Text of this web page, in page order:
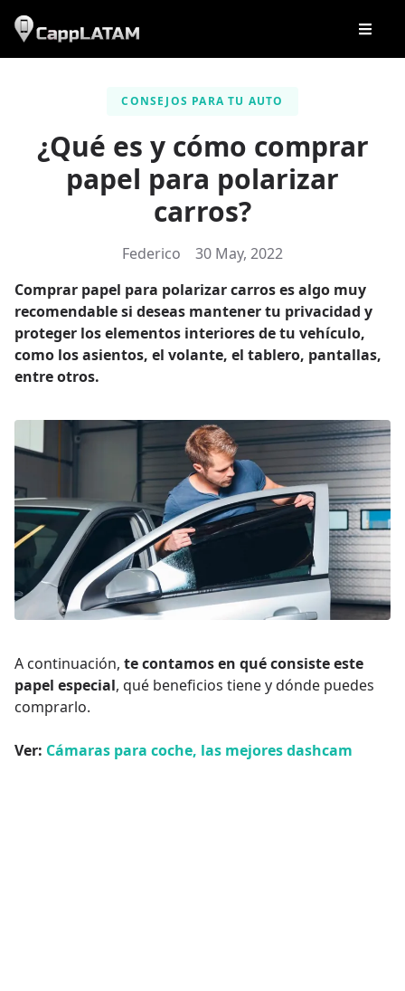
CONSEJOS PARA TU AUTO
¿Qué es y cómo comprar
papel para polarizar
carros?
Federico
30 May, 2022
Comprar papel para polarizar carros es algo muy
recomendable si deseas mantener tu privacidad y
proteger los elementos interiores de tu vehículo,
como los asientos, el volante, el tablero, pantallas,
entre otros.
A continuación, te contamos en qué consiste este
papel especial, qué beneficios tiene y dónde puedes
comprarlo.
Ver: Cámaras para coche, las mejores dashcam